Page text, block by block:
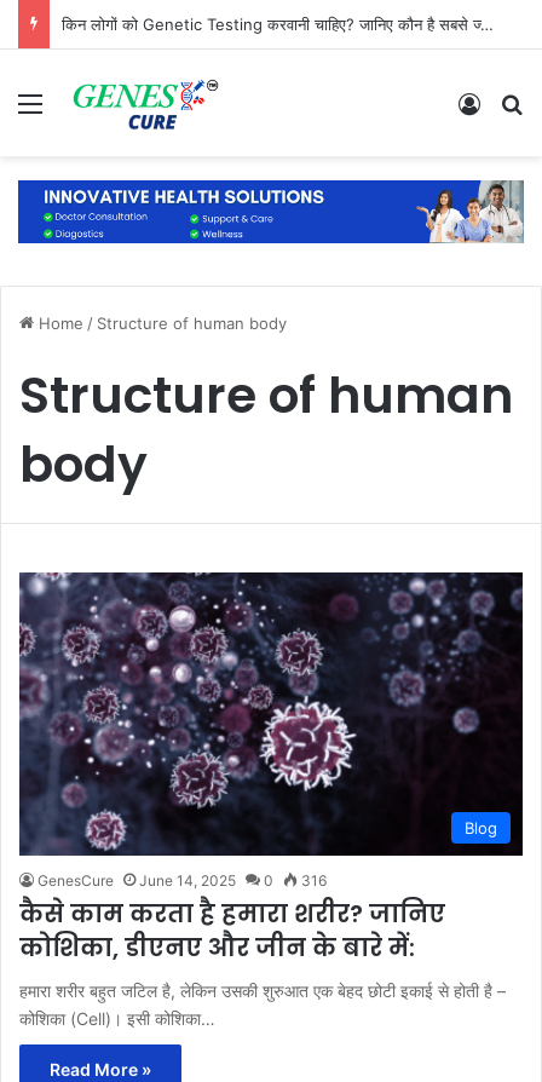
क्या जुड़वा बच्चों का DNA, फिंगरप्रिंट और चेहरा एक जैसा होता है?
Menu Log In
Home / Structure of human body
Structure of human
body
Blog
GenesCure June 14, 2025 0 316
कैसे काम करता है हमारा शरीर? जानिए
कोशिका, डीएनए और जीन के बारे में:
हमारा शरीर बहुत जटिल है, लेकिन उसकी शुरुआत एक बेहद छोटी इकाई से होती है –
कोशिका (Cell)। इसी कोशिका…
Read More »